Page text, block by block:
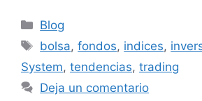
Blog
bolsa,fondos, indices,
System, tendencias, trading
Deja un comentario